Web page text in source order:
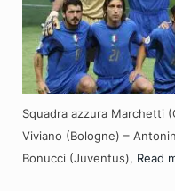
Squadra azzura Marchetti
Viviano (Bologne) –
Bonucci (Juventus), Read